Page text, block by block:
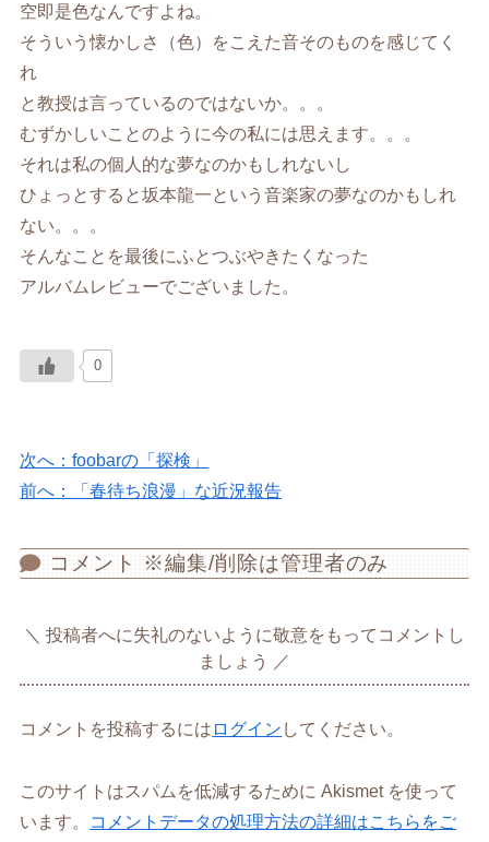
空即是色なんですよね。
そういう懐かしさ（色）をこえた音そのものを感じてく
れ
と教授は言っているのではないか。。。
むずかしいことのように今の私には思えます。。。
それは私の個人的な夢なのかもしれないし
ひょっとすると坂本龍一という音楽家の夢なのかもしれ
ない。。。
そんなことを最後にふとつぶやきたくなった
アルバムレビューでございました。
0
次へ：foobarの「探検」
前へ：「春待ち浪漫」な近況報告
コメント ※編集/削除は管理者のみ
投稿者へに失礼のないように敬意をもってコメントし
ましょう
コメントを投稿するには ログイン してください。
このサイトはスパムを低減するために Akismet を使って
います。
コメントデータの処理方法の詳細はこちらをご